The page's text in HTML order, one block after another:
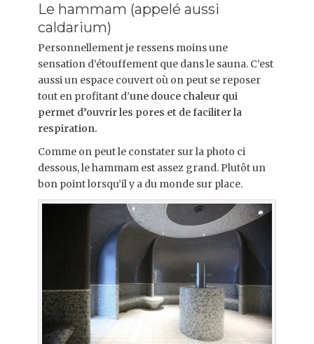
Le hammam (appelé aussi
caldarium)
Personnellement je ressens moins une
sensation d’étouffement que dans le sauna. C’est
aussi un espace couvert où on peut se reposer
tout en profitant d’une douce chaleur qui
permet d’ouvrir les pores et de faciliter la
respiration.
Comme on peut le constater sur la photo ci
dessous, le hammam est assez grand. Plutôt un
bon point lorsqu’il y a du monde sur place.